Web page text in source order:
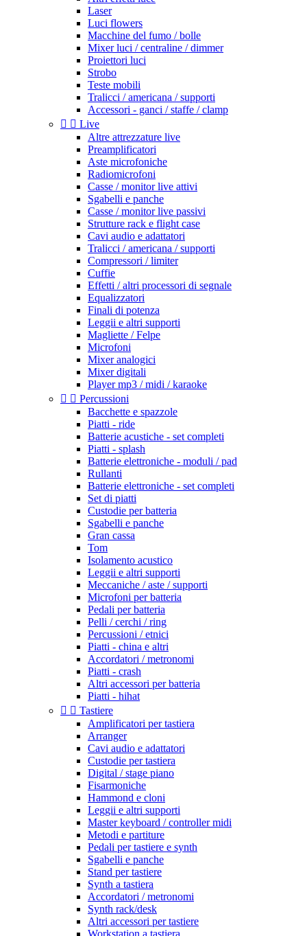
Laser
Luci flowers
Macchine del fumo / bolle
Mixer luci / centraline / dimmer
Proiettori luci
Strobo
Teste mobili
Tralicci / americana / supporti
Accessori - ganci / staffe / clamp
  Live
Altre attrezzature live
Preamplificatori
Aste microfoniche
Radiomicrofoni
Casse / monitor live attivi
Sgabelli e panche
Casse / monitor live passivi
Strutture rack e flight case
Cavi audio e adattatori
Tralicci / americana / supporti
Compressori / limiter
Cuffie
Effetti / altri processori di segnale
Equalizzatori
Finali di potenza
Leggii e altri supporti
Magliette / Felpe
Microfoni
Mixer analogici
Mixer digitali
Player mp3 / midi / karaoke
  Percussioni
Bacchette e spazzole
Piatti - ride
Batterie acustiche - set completi
Piatti - splash
Batterie elettroniche - moduli / pad
Rullanti
Batterie elettroniche - set completi
Set di piatti
Custodie per batteria
Sgabelli e panche
Gran cassa
Tom
Isolamento acustico
Leggii e altri supporti
Meccaniche / aste / supporti
Microfoni per batteria
Pedali per batteria
Pelli / cerchi / ring
Percussioni / etnici
Piatti - china e altri
Accordatori / metronomi
Piatti - crash
Altri accessori per batteria
Piatti - hihat
  Tastiere
Amplificatori per tastiera
Arranger
Cavi audio e adattatori
Custodie per tastiera
Digital / stage piano
Fisarmoniche
Hammond e cloni
Leggii e altri supporti
Master keyboard / controller midi
Metodi e partiture
Pedali per tastiere e synth
Sgabelli e panche
Stand per tastiere
Synth a tastiera
Accordatori / metronomi
Synth rack/desk
Altri accessori per tastiere
Workstation a tastiera